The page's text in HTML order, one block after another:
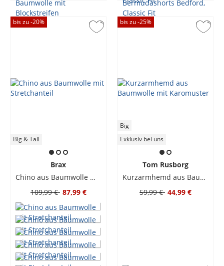
bis zu -20%
Big & Tall
Brax
Chino aus Baumwolle mit Stretchanteil
109,99 € 87,99 €
bis zu -25%
Big
Exklusiv bei uns
Tom Rusborg
Kurzarmhemd aus Baumwolle mit Karomuster
59,99 € 44,99 €